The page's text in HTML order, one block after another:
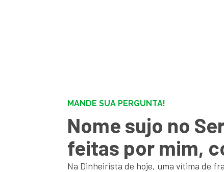
MANDE SUA PERGUNTA!
Nome sujo no
feitas por mim,
Na Dinheirista de hoje, uma vítima de